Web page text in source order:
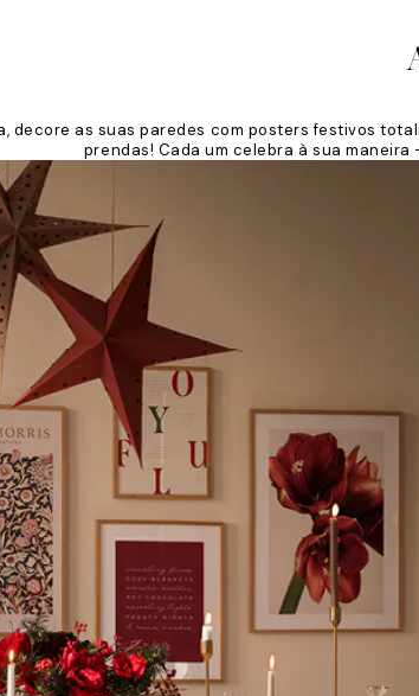
decore as suas paredes com posters festivos
prendas! Cada um celebra à sua